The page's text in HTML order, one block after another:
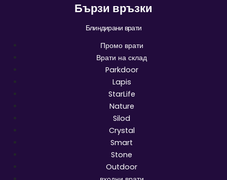
Бързи връзки
Блиндирани врати
Промо врати
Врати на склад
Parkdoor
Lapis
StarLife
Nature
Silod
Crystal
Smart
Stone
Outdoor